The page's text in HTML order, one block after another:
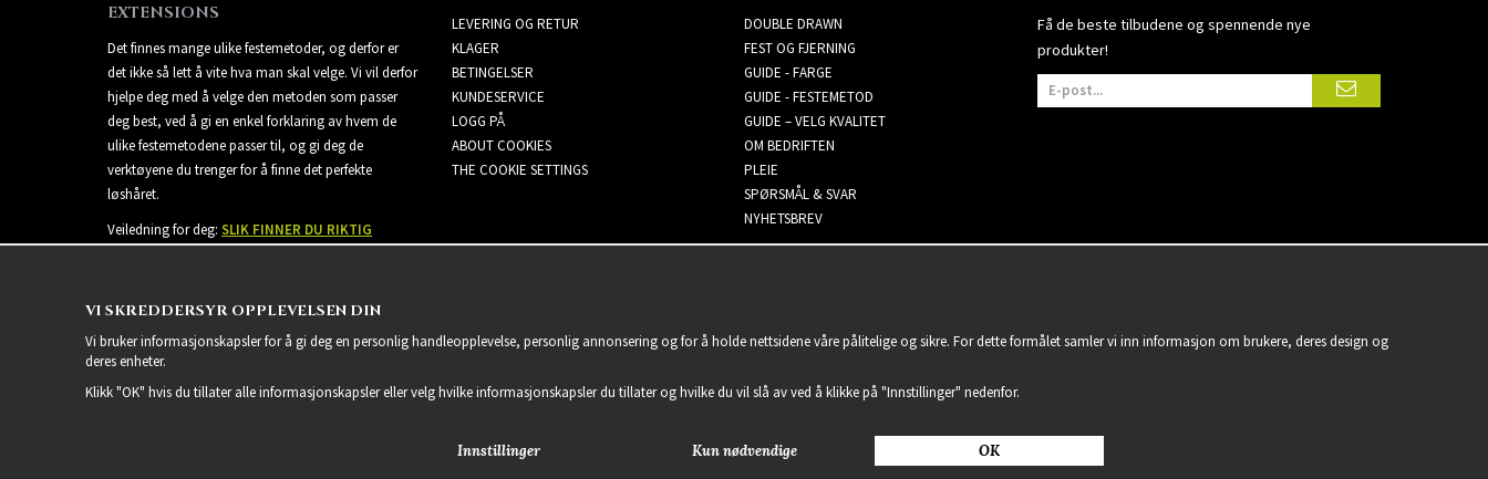
EXTENSIONS
Det finnes mange ulike festemetoder, og derfor er
det ikke så lett å vite hva man skal velge. Vi vil derfor
hjelpe deg med å velge den metoden som passer
deg best, ved å gi en enkel forklaring av hvem de
ulike festemetodene passer til, og gi deg de
verktøyene du trenger for å finne det perfekte
løshåret.
Veiledning for deg: SLIK FINNER DU RIKTIG
LEVERING OG RETUR
KLAGER
BETINGELSER
KUNDESERVICE
LOGG PÅ
ABOUT COOKIES
THE COOKIE SETTINGS
DOUBLE DRAWN
FEST OG FJERNING
GUIDE - FARGE
GUIDE - FESTEMETOD
GUIDE – VELG KVALITET
OM BEDRIFTEN
PLEIE
SPØRSMÅL & SVAR
NYHETSBREV
Få de beste tilbudene og spennende nye
produkter!
2021 Delightful Hair
VI SKREDDERSYR OPPLEVELSEN DIN
Vi bruker informasjonskapsler for å gi deg en personlig handleopplevelse, personlig annonsering og for å holde nettsidene våre pålitelige og sikre. For dette formålet samler vi inn informasjon om brukere, deres design og
deres enheter.
Klikk "OK" hvis du tillater alle informasjonskapsler eller velg hvilke informasjonskapsler du tillater og hvilke du vil slå av ved å klikke på "Innstillinger" nedenfor.
Innstillinger Kun nødvendige OK